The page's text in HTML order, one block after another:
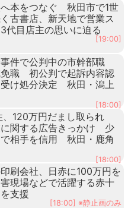
へ本をつなぐ 秋田市で1世
古書店、新天地で営業ス
目店主の思いに迫る
[19:00]
件で公判中の市幹部職
免職 初公判で起訴内容認
け処分決定 秋田・潟上
[18:00]
120万円だまし取られ
関する広告きっかけ 少
相手を信用 秋田・鹿角
[18:00]
刷会社、日赤に100万円を
現場などで活躍する赤十
支援
[18:00] ※静止画のみ